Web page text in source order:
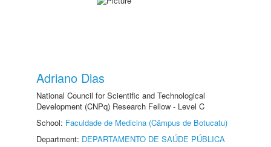
Adriano Dias
National Council for Scientific and Technological
Development (CNPq) Research Fellow - Level C
School: Faculdade de Medicina (Câmpus de Botucatu)
Department: DEPARTAMENTO DE SAÚDE PÚBLICA